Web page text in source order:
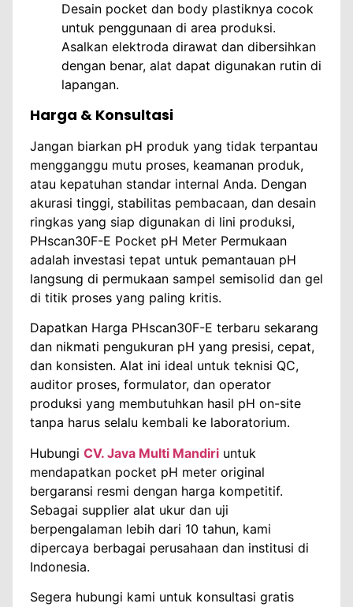
Desain pocket dan body plastiknya cocok
untuk penggunaan di area produksi.
Asalkan elektroda dirawat dan dibersihkan
dengan benar, alat dapat digunakan rutin di
lapangan.
Harga & Konsultasi
Jangan biarkan pH produk yang tidak terpantau
mengganggu mutu proses, keamanan produk,
atau kepatuhan standar internal Anda. Dengan
akurasi tinggi, stabilitas pembacaan, dan desain
ringkas yang siap digunakan di lini produksi,
PHscan30F-E Pocket pH Meter Permukaan
adalah investasi tepat untuk pemantauan pH
langsung di permukaan sampel semisolid dan gel
di titik proses yang paling kritis.
Dapatkan Harga PHscan30F-E terbaru sekarang
dan nikmati pengukuran pH yang presisi, cepat,
dan konsisten. Alat ini ideal untuk teknisi QC,
auditor proses, formulator, dan operator
produksi yang membutuhkan hasil pH on-site
tanpa harus selalu kembali ke laboratorium.
Hubungi CV. Java Multi Mandiri untuk
mendapatkan pocket pH meter original
bergaransi resmi dengan harga kompetitif.
Sebagai supplier alat ukur dan uji
berpengalaman lebih dari 10 tahun, kami
dipercaya berbagai perusahaan dan institusi di
Indonesia.
Segera hubungi kami untuk konsultasi gratis